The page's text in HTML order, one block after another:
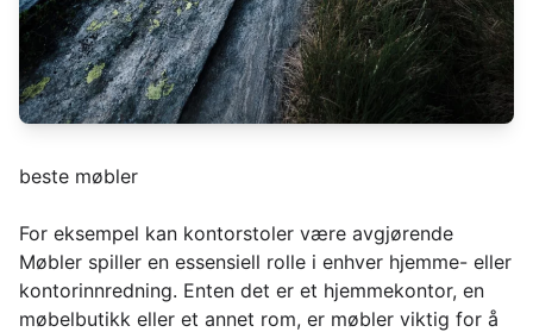
beste møbler
For eksempel kan kontorstoler være avgjørende
Møbler spiller en essensiell rolle i enhver hjemme- eller
kontorinnredning. Enten det er et hjemmekontor, en
møbelbutikk eller et annet rom, er møbler viktig for å